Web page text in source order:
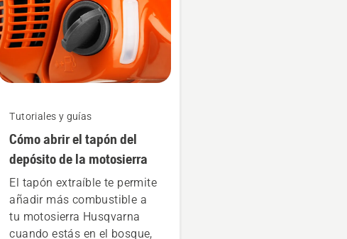
pequeña o un tornillo en
caso de que se caigan.
Tutoriales y guías
Cómo abrir el tapón del
depósito de la motosierra
El tapón extraíble te permite
añadir más combustible a
tu motosierra Husqvarna
cuando estás en el bosque,